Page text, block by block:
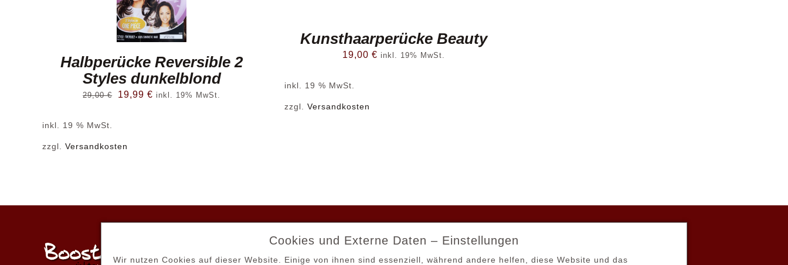
Halbperücke Reversible 2
Styles dunkelblond
29,00€
Ursprünglicher
29,00 €
19,99€ Aktueller
inkl. 19% MwSt.
inkl. 19 % MwSt.
zzgl. Versandkosten
Kunsthaarperücke Beauty
19,00€ inkl. 19% MwSt.
inkl. 19 % MwSt.
zzgl.Versandkosten
ONLINESHOP
MEIN KONTO
Cookies und Externe Daten – Einstellungen
Wir nutzen Cookies auf dieser Website. Einige von ihnen sind essenziell, während andere helfen, diese Website und das